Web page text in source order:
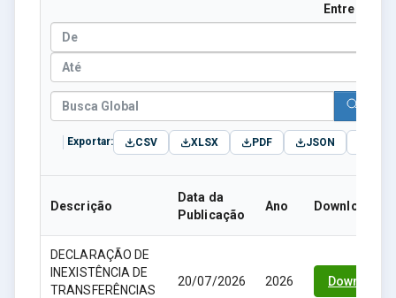
Entre Datas
Exportar: CSV XLSX PDF JSON
Descrição
Data da
Publicação
Ano Download
DECLARAÇÃO DE
INEXISTÊNCIA DE
TRANSFERÊNCIAS
20/07/2026 2026 Download